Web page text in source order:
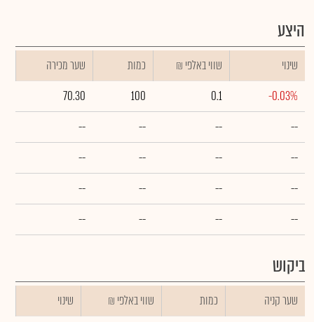
היצע
שינוי ₪ שווי באלפי כמות
שער מכירה
-0.03%
0.1
100
70.30
--
--
--
--
--
--
--
--
--
--
--
--
--
--
--
--
ביקוש
שער קניה כמות ₪ שווי באלפי
שינוי